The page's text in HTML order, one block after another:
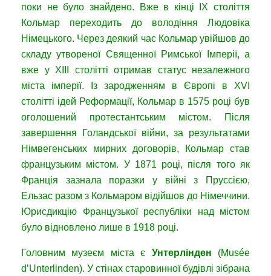
поки не було знайдено. Вже в кінці IX століття
Кольмар переходить до володіння Людовіка
Німецького. Через деякий час Кольмар увійшов до
складу утвореної Священної Римської Імперії, а
вже у XIII столітті отримав статус незалежного
міста імперії. Із зародженням в Європі в XVI
столітті ідей Реформації, Кольмар в 1575 році був
оголошений протестантським містом. Після
завершення Голандської війни, за результатами
Німвегенських мирних договорів, Кольмар став
французьким містом. У 1871 році, після того як
Франція зазнала поразки у війні з Пруссією,
Ельзас разом з Кольмаром відійшов до Німеччини.
Юрисдикцію Французької республіки над містом
було відновлено ​​лише в 1918 році.
Головним музеєм міста є Унтерлінден (Musée
d’Unterlinden). У стінах старовинної будівлі зібрана